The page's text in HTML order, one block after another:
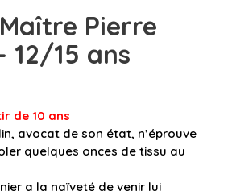
Pierre
12/15 ans
de 10 ans
avocat de son état, n’éprouve
quelques onces de tissu au
a la naïveté de venir lui